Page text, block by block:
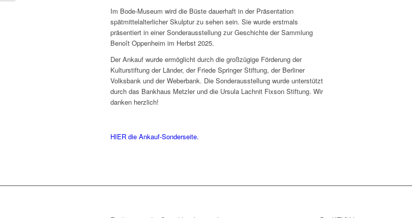
Im Bode-Museum wird die Büste dauerhaft in der Präsentation
spätmittelalterlicher Skulptur zu sehen sein. Sie wurde erstmals
präsentiert in einer Sonderausstellung zur Geschichte der Sammlung
Benoît Oppenheim im Herbst 2025.
Der Ankauf wurde ermöglicht durch die großzügige Förderung der
Kulturstiftung der Länder, der Friede Springer Stiftung, der Berliner
Volksbank und der Weberbank. Die Sonderausstellung wurde unterstützt
durch das Bankhaus Metzler und die Ursula Lachnit Fixson Stiftung. Wir
danken herzlich!
HIER die Ankauf-Sonderseite.